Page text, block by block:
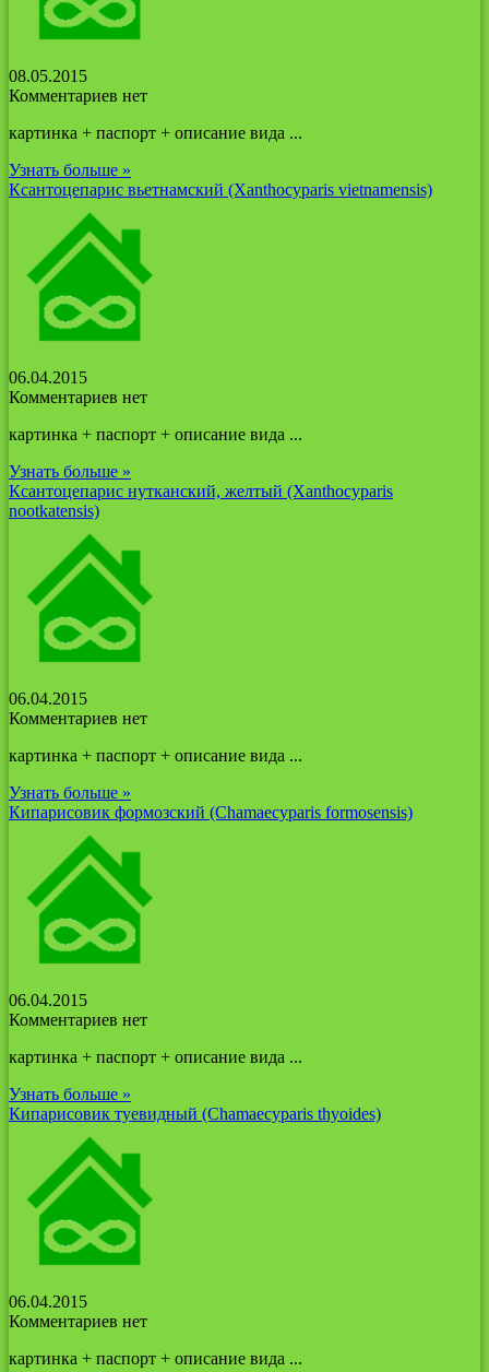
08.05.2015
Комментариев нет
картинка + паспорт + описание вида ...
Узнать больше »
Ксантоцепарис вьетнамский (Xanthocyparis vietnamensis)
06.04.2015
Комментариев нет
картинка + паспорт + описание вида ...
Узнать больше »
Ксантоцепарис нутканский, желтый (Xanthocyparis
nootkatensis)
06.04.2015
Комментариев нет
картинка + паспорт + описание вида ...
Узнать больше »
Кипарисовик формозский (Chamaecyparis formosensis)
06.04.2015
Комментариев нет
картинка + паспорт + описание вида ...
Узнать больше »
Кипарисовик туевидный (Chamaecyparis thyoides)
06.04.2015
Комментариев нет
картинка + паспорт + описание вида ...